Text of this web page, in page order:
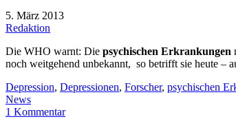
5. März 2013
Redaktion
Die WHO warnt: Die psychischen Erkrankungen
noch weitgehend unbekannt, so betrifft sie heute –
Depression, Depressionen, Forscher, psychischen
News
1 Kommentar